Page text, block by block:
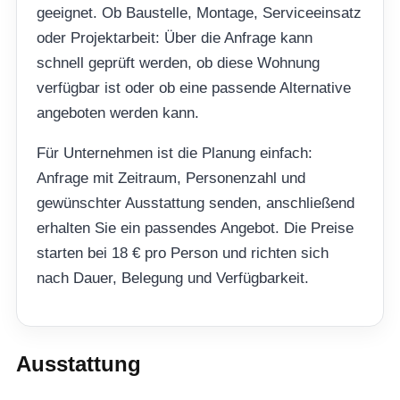
geeignet. Ob Baustelle, Montage, Serviceeinsatz
oder Projektarbeit: Über die Anfrage kann
schnell geprüft werden, ob diese Wohnung
verfügbar ist oder ob eine passende Alternative
angeboten werden kann.
Für Unternehmen ist die Planung einfach:
Anfrage mit Zeitraum, Personenzahl und
gewünschter Ausstattung senden, anschließend
erhalten Sie ein passendes Angebot. Die Preise
starten bei 18 € pro Person und richten sich
nach Dauer, Belegung und Verfügbarkeit.
Ausstattung